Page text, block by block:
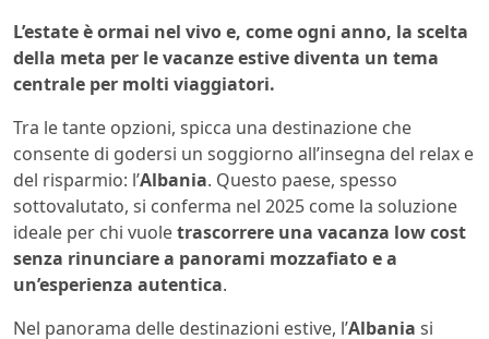
L’estate è ormai nel vivo e, come ogni anno, la scelta
della meta per le vacanze estive diventa un tema
centrale per molti viaggiatori.
Tra le tante opzioni, spicca una destinazione che
consente di godersi un soggiorno all’insegna del relax e
del risparmio: l’Albania. Questo paese, spesso
sottovalutato, si conferma nel 2025 come la soluzione
ideale per chi vuoletrascorrere una vacanza low cost
senza rinunciare a panorami mozzafiato e a
un’esperienza autentica.
Nel panorama delle destinazioni estive, l’Albania si